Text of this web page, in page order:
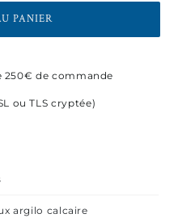
PANIER
250€ de commande
ou TLS cryptée)
argilo calcaire